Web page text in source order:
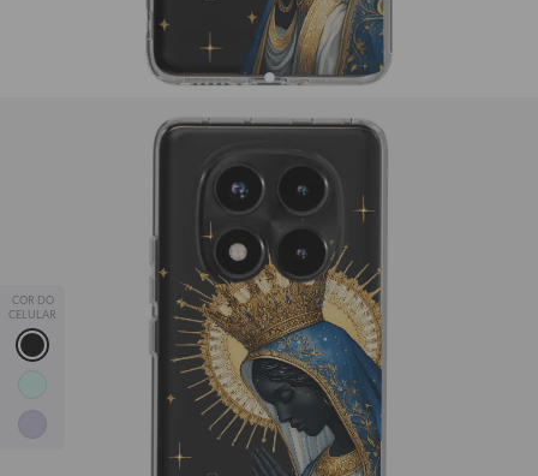
COR DO
CELULAR
Capinha para celular Aparecida em Aquarela
46% OFF
💖 Proteção, qualidade e estampas que combinam com você!
Leve 2, Pague 1— adicione 2 capinhas ao carrinho e o
desconto é automático.
*Exceto modelos Silicone, Fascino e JOVI Y29.
iPhone Samsung Motorola Xiaomi